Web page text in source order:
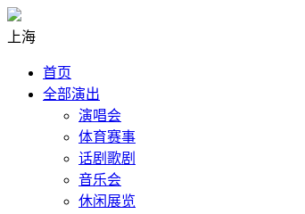
上海
首页
全部演出
演唱会
体育赛事
话剧歌剧
音乐会
休闲展览